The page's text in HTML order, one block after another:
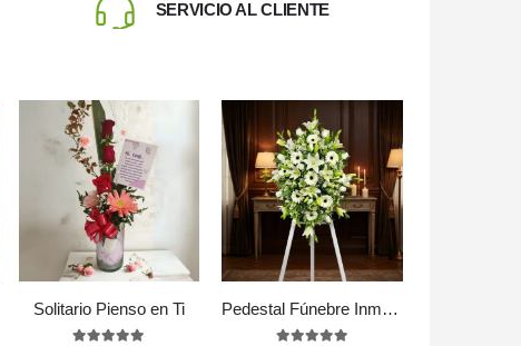
SERVICIO AL CLIENTE
Solitario Pienso en Ti Pedestal Fúnebre Inmaculada: Un Solemne Homenaje Floral 🕊️